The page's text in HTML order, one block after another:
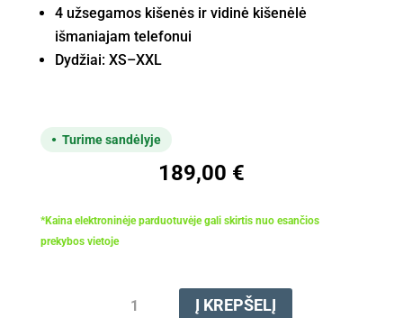
4 užsegamos kišenės ir vidinė kišenėlė
išmaniajam telefonui
Dydžiai: XS–XXL
Turime sandėlyje
189,00 €
*Kaina elektroninėje parduotuvėje gali skirtis nuo esančios
prekybos vietoje
kiekis:
Į KREPŠELĮ